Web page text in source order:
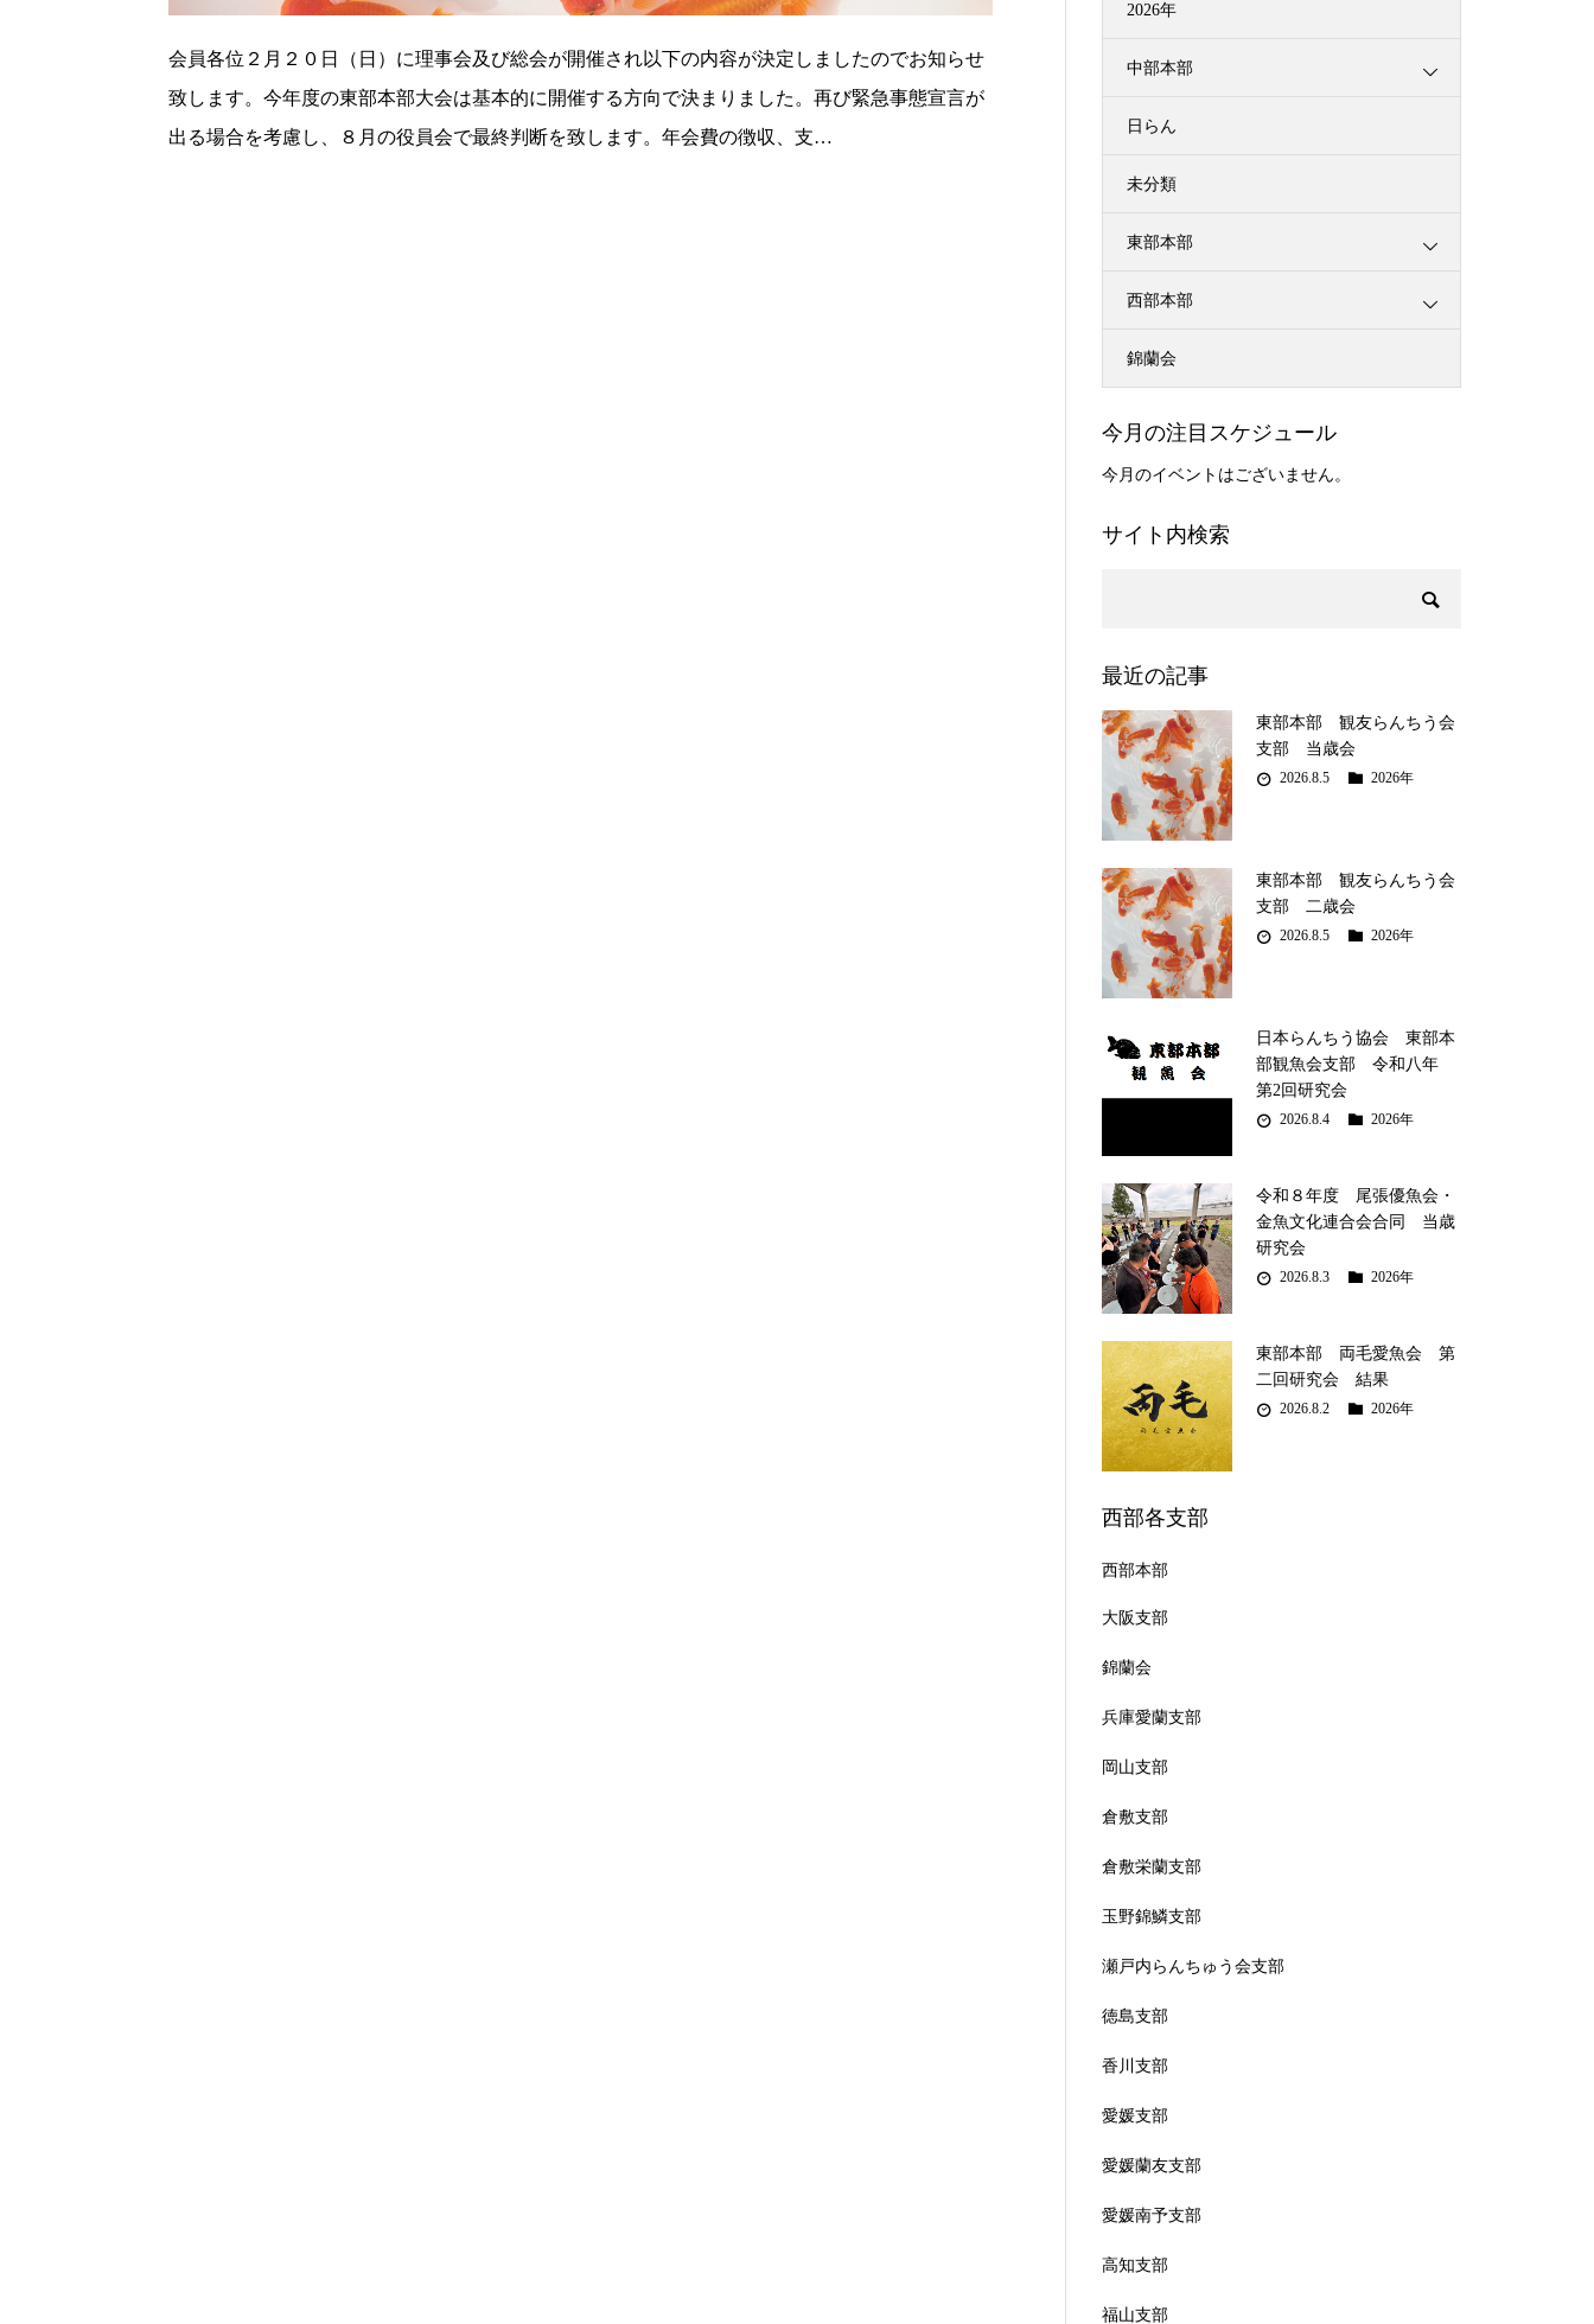
会員各位２月２０日（日）に理事会及び総会が開催され以下の内容が決定しましたのでお知らせ
致します。今年度の東部本部大会は基本的に開催する方向で決まりました。再び緊急事態宣言が
出る場合を考慮し、８月の役員会で最終判断を致します。年会費の徴収、支…
2026年
中部本部
日らん
未分類
東部本部
西部本部
錦蘭会
今月の注目スケジュール
今月のイベントはございません。
サイト内検索
最近の記事
東部本部 観友らんちう会
支部 当歳会
2026.8.5 2026年
東部本部 観友らんちう会
支部 二歳会
2026.8.5 2026年
日本らんちう協会 東部本
部観魚会支部 令和八年
第2回研究会
2026.8.4 2026年
令和８年度 尾張優魚会・
金魚文化連合会合同 当歳
研究会
2026.8.3 2026年
東部本部 両毛愛魚会 第
二回研究会 結果
2026.8.2 2026年
西部各支部
西部本部
大阪支部
錦蘭会
兵庫愛蘭支部
岡山支部
倉敷支部
倉敷栄蘭支部
玉野錦鱗支部
瀬戸内らんちゅう会支部
徳島支部
香川支部
愛媛支部
愛媛蘭友支部
愛媛南予支部
高知支部
福山支部